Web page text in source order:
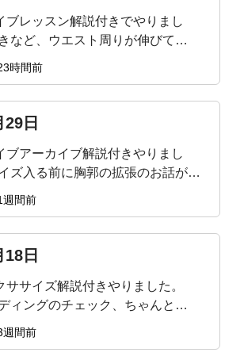
ブレッスン解説付きでやりまし
など、ウエスト周りが伸びて気
す。腰痛にも効きそうでした。
時間前
日
ブアーカイブ解説付きやりまし
ズ入る前に胸郭の拡張のお話があ
ャーで測ってテストしてみたとこ
通の呼吸時ではなくて、深呼吸の
？深呼吸をしても全くそこには届
す‥。何となくわかってはいまし
ョックでした。
週間前
日
ササイズ解説付きやりました。
ィングのチェック、ちゃんと腹
認できました。最後、バックプ
週間前